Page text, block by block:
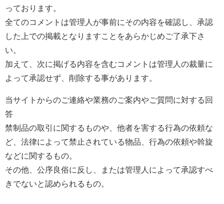
っております。
全てのコメントは管理人が事前にその内容を確認し、承認
した上での掲載となりますことをあらかじめご了承下さ
い。
加えて、次に掲げる内容を含むコメントは管理人の裁量に
よって承認せず、削除する事があります。
当サイトからのご連絡や業務のご案内やご質問に対する回
答
禁制品の取引に関するものや、他者を害する行為の依頼な
ど、法律によって禁止されている物品、行為の依頼や斡旋
などに関するもの。
その他、公序良俗に反し、または管理人によって承認すべ
きでないと認められるもの。